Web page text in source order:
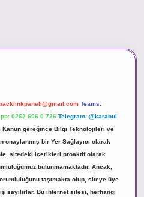
Teams:
0262 606 0 726 Telegram: @karabul
Kanun gereğince Bilgi Teknolojileri ve
onaylanmış bir Yer Sağlayıcı olarak
sitedeki içerikleri proaktif olarak
bulunmamaktadır. Ancak,
taşımakta olup, siteye üye
sayılırlar. Bu internet sitesi, herhangi